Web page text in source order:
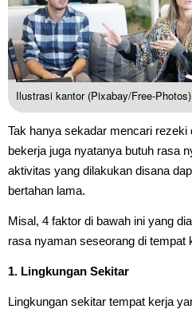
Ilustrasi kantor (Pixabay/Free-Photos)
Tak hanya sekadar mencari rezeki
bekerja juga nyatanya butuh rasa
aktivitas yang dilakukan disana
bertahan lama.
Misal, 4 faktor di bawah ini yang
rasa nyaman seseorang di tempat
1. Lingkungan Sekitar
Lingkungan sekitar tempat kerja